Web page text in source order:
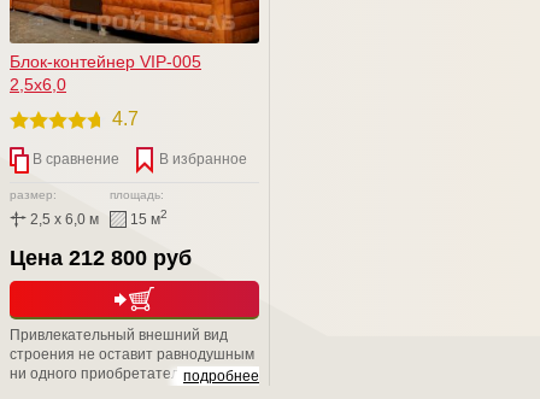
Блок-контейнер VIP-005
2,5х6,0
4.7
В сравнение В избранное
размер:
2,5 x 6,0 м
площадь:
15 м2
Цена 212 800 руб
подробнее
Привлекательный внешний вид
строения не оставит равнодушным
ни одного приобретателя. Скрытый